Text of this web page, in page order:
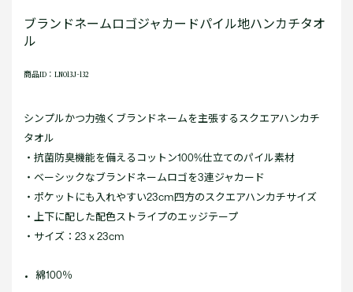
ブランドネームロゴジャカードパイル地ハンカチタオ
ル
商品ID：LN013J-132
シンプルかつ力強くブランドネームを主張するスクエアハンカチ
タオル
・抗菌防臭機能を備えるコットン100%仕立てのパイル素材
・ベーシックなブランドネームロゴを3連ジャカード
・ポケットにも入れやすい23cm四方のスクエアハンカチサイズ
・上下に配した配色ストライプのエッジテープ
・サイズ：23 x 23cm
綿100％